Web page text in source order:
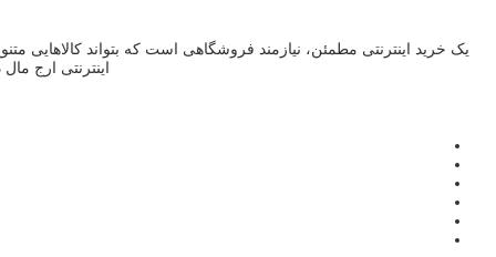
یک خرید اینترنتی مطمئن، نیازمند فروشگاهی است که بتواند
اینترنتی ارج